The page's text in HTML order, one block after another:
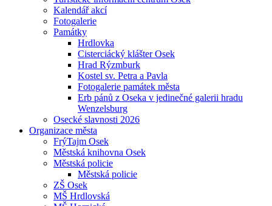
Kalendář akcí
Fotogalerie
Památky
Hrdlovka
Cisterciácký klášter Osek
Hrad Rýzmburk
Kostel sv. Petra a Pavla
Fotogalerie památek města
Erb pánů z Oseka v jedinečné galerii hradu
Wenzelsburg
Osecké slavnosti 2026
Organizace města
FrýTajm Osek
Městská knihovna Osek
Městská policie
Městská policie
ZŠ Osek
MŠ Hrdlovská